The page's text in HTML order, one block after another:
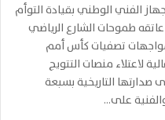
الفني الوطني بقيادة التوأم
طموحات الشارع الرياضي
مواجهات تصفيات كأس أمم
لاعتلاء منصات التتويج
صدارتها التاريخية بسبعة
على…